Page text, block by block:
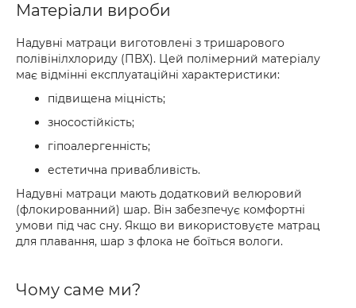
Матеріали вироби
Надувні матраци виготовлені з тришарового
полівінілхлориду (ПВХ). Цей полімерний матеріалу
має відмінні експлуатаційні характеристики:
підвищена міцність;
зносостійкість;
гіпоалергенність;
естетична привабливість.
Надувні матраци мають додатковий велюровий
(флокированний) шар. Він забезпечує комфортні
умови під час сну. Якщо ви використовуєте матрац
для плавання, шар з флока не боїться вологи.
Чому саме ми?